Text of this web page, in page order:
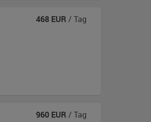
468 EUR / Tag
960 EUR / Tag